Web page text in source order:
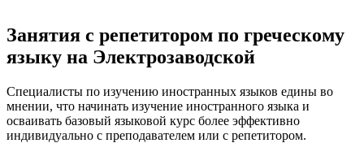
Занятия с репетитором по греческому
языку на Электрозаводской
Специалисты по изучению иностранных языков едины во
мнении, что начинать изучение иностранного языка и
осваивать базовый языковой курс более эффективно
индивидуально с преподавателем или с репетитором.